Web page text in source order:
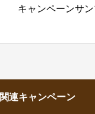
キャンペーンサ
関連キャンペーン